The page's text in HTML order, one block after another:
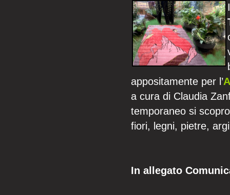
appositamente per l’
a cura di Claudia
temporaneo si
fiori, legni, pietre,
In allegato